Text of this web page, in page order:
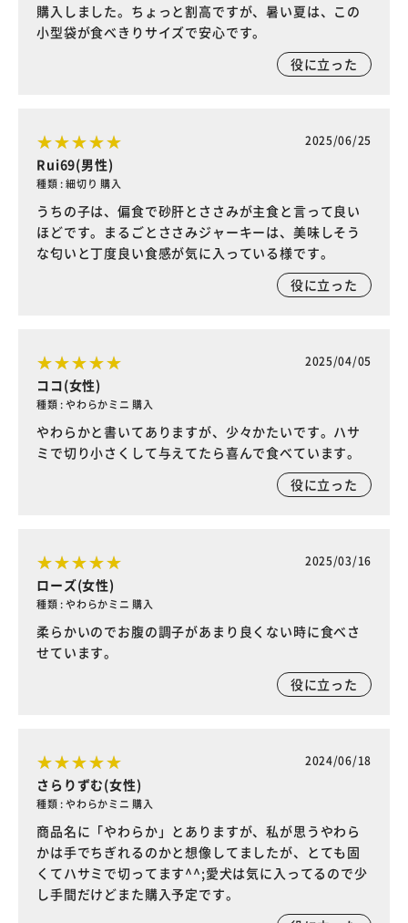
購入しました。ちょっと割高ですが、暑い夏は、この
小型袋が食べきりサイズで安心です。
役に立った
2025/06/25
Rui69(男性)
種類 : 細切り 購入
うちの子は、偏食で砂肝とささみが主食と言って良い
ほどです。まるごとささみジャーキーは、美味しそう
な匂いと丁度良い食感が気に入っている様です。
役に立った
2025/04/05
ココ(女性)
種類 : やわらかミニ 購入
やわらかと書いてありますが、少々かたいです。ハサ
ミで切り小さくして与えてたら喜んで食べています。
役に立った
2025/03/16
ローズ(女性)
種類 : やわらかミニ 購入
柔らかいのでお腹の調子があまり良くない時に食べさ
せています。
役に立った
2024/06/18
さらりずむ(女性)
種類 : やわらかミニ 購入
商品名に「やわらか」とありますが、私が思うやわら
かは手でちぎれるのかと想像してましたが、とても固
くてハサミで切ってます^^;愛犬は気に入ってるので少
し手間だけどまた購入予定です。